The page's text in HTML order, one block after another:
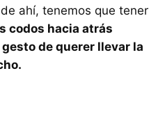
ahí, tenemos que tener
codos hacia atrás
de querer llevar la